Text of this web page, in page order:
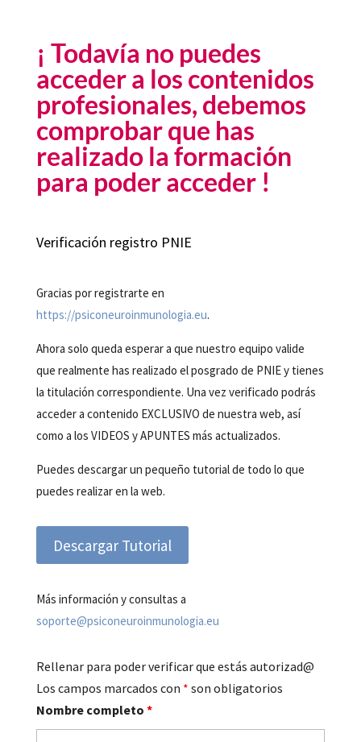
¡ Todavía no puedes
acceder a los contenidos
profesionales, debemos
comprobar que has
realizado la formación
para poder acceder !
Verificación registro PNIE
Gracias por registrarte en
https://psiconeuroinmunologia.eu.
Ahora solo queda esperar a que nuestro equipo valide
que realmente has realizado el posgrado de PNIE y tienes
la titulación correspondiente. Una vez verificado podrás
acceder a contenido EXCLUSIVO de nuestra web, así
como a los VIDEOS y APUNTES más actualizados.
Puedes descargar un pequeño tutorial de todo lo que
puedes realizar en la web.
Descargar Tutorial
Más información y consultas a
soporte@psiconeuroinmunologia.eu
Rellenar para poder verificar que estás autorizad@
Los campos marcados con * son obligatorios
Nombre completo *